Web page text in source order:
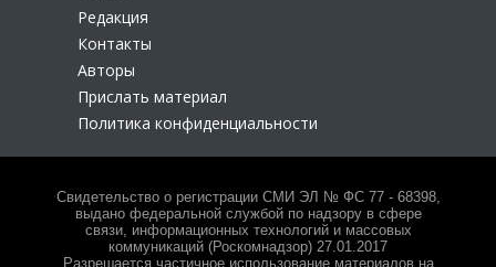
Редакция
Контакты
Авторы
Прислать материал
Политика конфиденциальности
Свидетельство о регистрации СМИ ЭЛ № ФС 77 - 68398,
выдано федеральной службой по надзору в сфере
связи, информационных технологий и массовых
коммуникаций (Роскомнадзор) 27.01.2017
Разрешается частичное использование материалов на